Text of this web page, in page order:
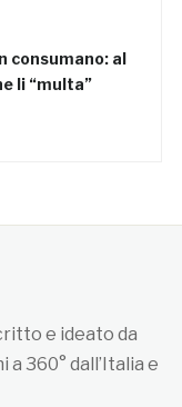
consumano: al
li “multa”
e ideato da
360° dall’Italia e